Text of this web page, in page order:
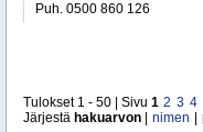
Puh. 0500 860 126
Tulokset 1 - 50 | Sivu 1 2 3 4
Järjestä hakuarvon nimen